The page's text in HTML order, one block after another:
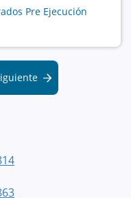
Pre Ejecución